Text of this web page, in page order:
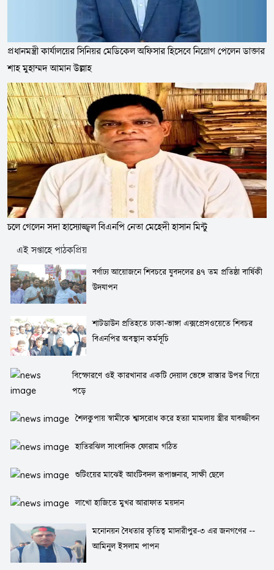
প্রধানমন্ত্রী কার্যালয়ের সিনিয়র মেডিকেল অফিসার হিসেবে নিয়োগ পেলেন ডাক্তার
শাহ মুহাম্মদ আমান উল্লাহ
চলে গেলেন সদা হাস্যোজ্জ্বল বিএনপি নেতা মেহেদী হাসান মিন্টু
এই সপ্তাহে পাঠকপ্রিয়
বর্ণাঢ্য আয়োজনে শিবচরে যুবদলের ৪৭ তম প্রতিষ্ঠা বার্ষিকী
উদযাপন
শাটডাউন প্রতিহতে ঢাকা-ভাঙ্গা এক্সপ্রেসওয়েতে শিবচর
বিএনপির অবস্থান কর্মসূচি
বিস্ফোরণে ওই কারখানার একটি দেয়াল ভেঙ্গে রাস্তার উপর গিয়ে
পড়ে
শৈলকুপায় স্বামীকে শ্বাসরোধ করে হত্যা মামলায় স্ত্রীর যাবজ্জীবন
হাতিরঝিল সাংবাদিক ফোরাম গঠিত
শুটিংয়ের মাঝেই আংটিবদল রূপাঞ্জনার, সাক্ষী ছেলে
লাখো হাজিতে মুখর আরাফাত ময়দান
মনোনয়ন বৈধতার কৃতিত্ব মাদারীপুর-৩ এর জনগণের --
আমিনুল ইসলাম পাপন